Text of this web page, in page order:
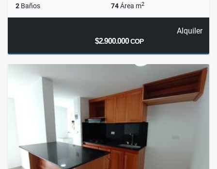
2 Baños 74Área m2
Alquiler
$2.900.000COP